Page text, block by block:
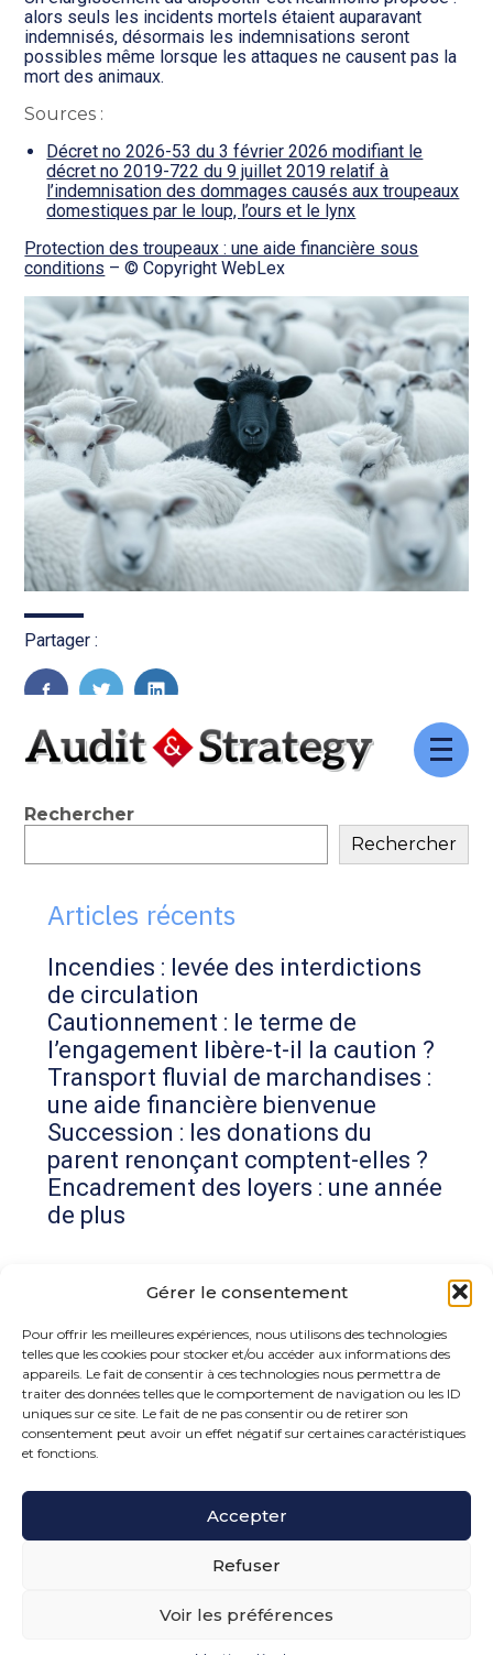
Gérer le consentement
Pour offrir les meilleures expériences, nous utilisons des technologies
telles que les cookies pour stocker et/ou accéder aux informations des
appareils. Le fait de consentir à ces technologies nous permettra de
traiter des données telles que le comportement de navigation ou les ID
uniques sur ce site. Le fait de ne pas consentir ou de retirer son
consentement peut avoir un effet négatif sur certaines caractéristiques
et fonctions.
Accepter
Refuser
Voir les préférences
Aller
alors seuls les incidents mortels étaient auparavant
indemnisés, désormais les indemnisations seront
possibles même lorsque les attaques ne causent pas la
mort des animaux.
Sources :
Décret no 2026-53 du 3 février 2026 modifiant le
décret no 2019-722 du 9 juillet 2019 relatif à
l’indemnisation des dommages causés aux troupeaux
domestiques par le loup, l’ours et le lynx
Protection des troupeaux : une aide financière sous
conditions – © Copyright WebLex
Partager :
Blog
sidebar
Rechercher
Rechercher
Articles récents
Incendies : levée des interdictions
de circulation
Cautionnement : le terme de
l’engagement libère-t-il la caution ?
Transport fluvial de marchandises :
une aide financière bienvenue
Succession : les donations du
parent renonçant comptent-elles ?
Encadrement des loyers : une année
de plus
Commentaires récents
Aucun commentaire à afficher.
15 rue de la Bonne Rencontre – 77860 Quincy
Voisins
PLAN DU SITE